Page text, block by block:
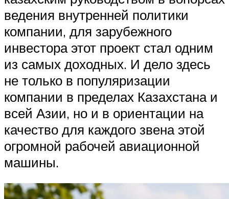
ведения внутренней политики
компании, для зарубежного
инвестора этот проект стал одним
из самых доходных. И дело здесь
не только в популяризации
компании в пределах Казахстана и
всей Азии, но и в ориентации на
качество для каждого звена этой
огромной рабочей авиационной
машины.